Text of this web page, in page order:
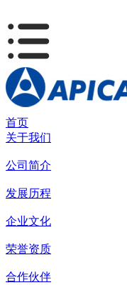
首页
关于我们
公司简介
发展历程
企业文化
荣誉资质
合作伙伴